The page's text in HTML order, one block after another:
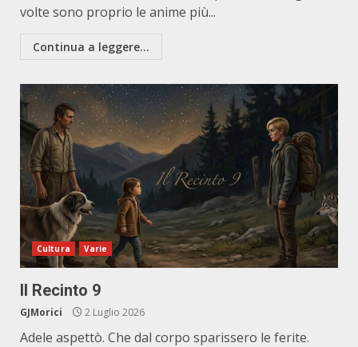
volte sono proprio le anime più...
Continua a leggere...
Cultura Varie
Il Recinto 9
GJMorici 2 Luglio 2026
Adele aspettò. Che dal corpo sparissero le ferite.